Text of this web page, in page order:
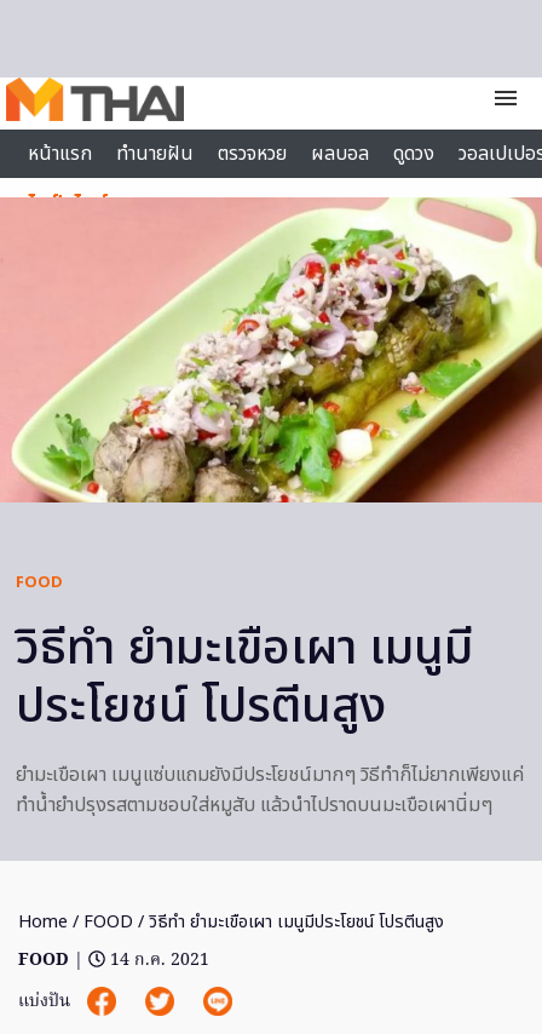
menu
หน้าแรก
ทำนายฝัน ตรวจหวย ผลบอล ดูดวง
วอลเปเป
ไลฟ์สไตล์
FOOD
วิธีทำ ยำมะเขือเผา เมนูมี
ประโยชน์ โปรตีนสูง
ยำมะเขือเผา เมนูแซ่บแถมยังมีประโยชน์มากๆ วิธีทำก็ไม่ยากเพียงแค่
ทำน้ำยำปรุงรสตามชอบใส่หมูสับ แล้วนำไปราดบนมะเขือเผานิ่มๆ
Home / FOOD / วิธีทำ ยำมะเขือเผา เมนูมีประโยชน์ โปรตีนสูง
FOOD |
14 ก.ค. 2021
แบ่งปัน